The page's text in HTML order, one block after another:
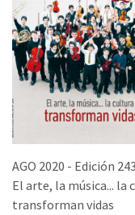
AGO 2020 - Edición 243
El arte, la música... la
transforman vidas